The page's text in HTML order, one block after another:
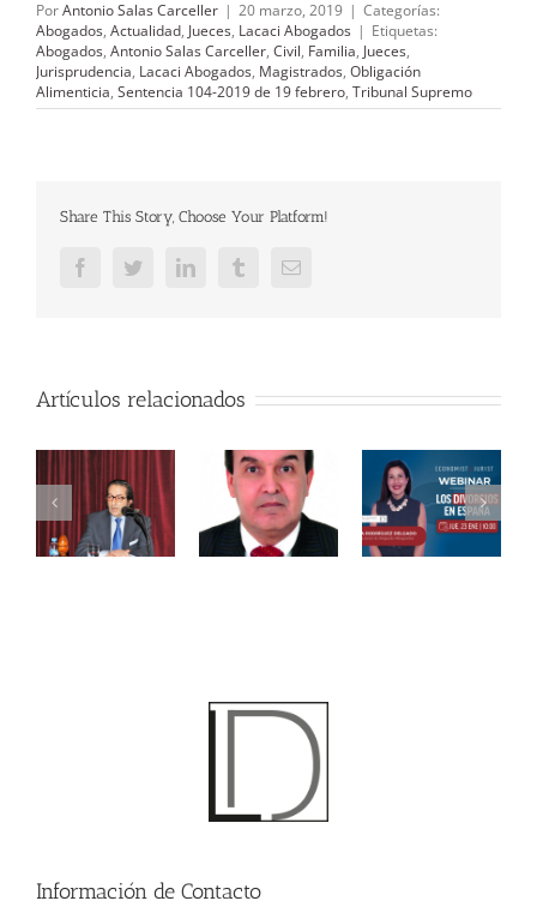
PorAntonio Salas Carceller | 20 marzo, 2019 | Categorías:
Abogados, Actualidad, Jueces, Lacaci Abogados | Etiquetas:
Abogados, Antonio Salas Carceller, Civil, Familia, Jueces,
Jurisprudencia, Lacaci Abogados, Magistrados, Obligación
Alimenticia, Sentencia 104-2019 de 19 febrero, Tribunal Supremo
Share This Story, Choose Your Platform!
FacebookTwitterLinkedInTumblrCorreo
Artículos relacionados
SUMISIÓN
QUÍMICA Y
Los divorcios
en España
Puntos claves
del nuevo
Reglamento de
Información de Contacto